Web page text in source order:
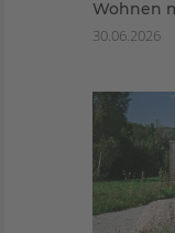
Wohnen
30.06.2026